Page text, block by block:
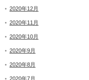
2020年12月
2020年11月
2020年10月
2020年9月
2020年8月
2020年7月